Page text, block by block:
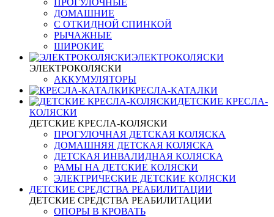
ПРОГУЛОЧНЫЕ
ДОМАШНИЕ
С ОТКИДНОЙ СПИНКОЙ
РЫЧАЖНЫЕ
ШИРОКИЕ
ЭЛЕКТРОКОЛЯСКИ
ЭЛЕКТРОКОЛЯСКИ
АККУМУЛЯТОРЫ
КРЕСЛА-КАТАЛКИ
ДЕТСКИЕ КРЕСЛА-
КОЛЯСКИ
ДЕТСКИЕ КРЕСЛА-КОЛЯСКИ
ПРОГУЛОЧНАЯ ДЕТСКАЯ КОЛЯСКА
ДОМАШНЯЯ ДЕТСКАЯ КОЛЯСКА
ДЕТСКАЯ ИНВАЛИДНАЯ КОЛЯСКА
РАМЫ НА ДЕТСКИЕ КОЛЯСКИ
ЭЛЕКТРИЧЕСКИЕ ДЕТСКИЕ КОЛЯСКИ
ДЕТСКИЕ СРЕДСТВА РЕАБИЛИТАЦИИ
ДЕТСКИЕ СРЕДСТВА РЕАБИЛИТАЦИИ
ОПОРЫ В КРОВАТЬ